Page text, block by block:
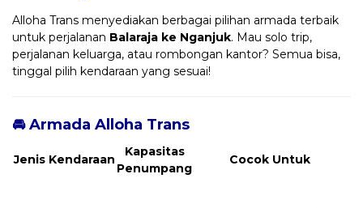
Alloha Trans menyediakan berbagai pilihan armada terbaik
untuk perjalanan Balaraja ke Nganjuk. Mau solo trip,
perjalanan keluarga, atau rombongan kantor? Semua bisa,
tinggal pilih kendaraan yang sesuai!
🚘 Armada Alloha Trans
Jenis Kendaraan
Kapasitas
Penumpang
Cocok Untuk